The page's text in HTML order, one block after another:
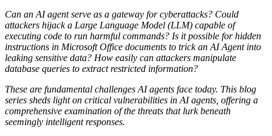
Can an AI agent serve as a gateway for cyberattacks? Could
attackers hijack a Large Language Model (LLM) capable of
executing code to run harmful commands? Is it possible for hidden
instructions in Microsoft Office documents to trick an AI Agent into
leaking sensitive data? How easily can attackers manipulate
database queries to extract restricted information?
These are fundamental challenges AI agents face today. This blog
series sheds light on critical vulnerabilities in AI agents, offering a
comprehensive examination of the threats that lurk beneath
seemingly intelligent responses.